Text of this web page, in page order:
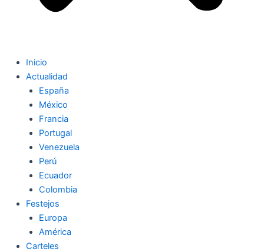
Inicio
Actualidad
España
México
Francia
Portugal
Venezuela
Perú
Ecuador
Colombia
Festejos
Europa
América
Carteles